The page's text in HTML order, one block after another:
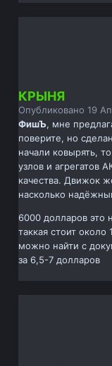
КРЫНЯ
Опубликовано19
ФишЪ, мне
поверите, но
начали ковырять,
узлов и
качества. Движок
насколько
6000 долларов это
таккая стоит
можно найти с
за 6,5-7 долларов